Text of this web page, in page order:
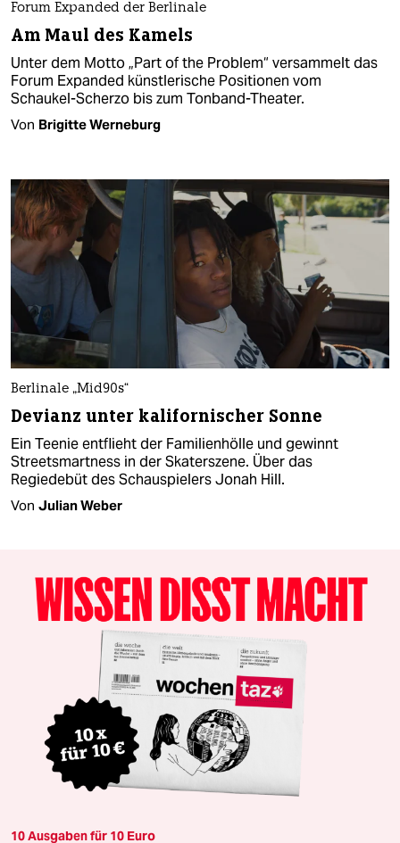
Forum Expanded der Berlinale
Am Maul des Kamels
Unter dem Motto „Part of the Problem“ versammelt das
Forum Expanded künstlerische Positionen vom
Schaukel-Scherzo bis zum Tonband-Theater.
Von Brigitte Werneburg
Berlinale „Mid90s“
Devianz unter kalifornischer Sonne
Ein Teenie entflieht der Familienhölle und gewinnt
Streetsmartness in der Skaterszene. Über das
Regiedebüt des Schauspielers Jonah Hill.
Von Julian Weber
10 Ausgaben für 10 Euro